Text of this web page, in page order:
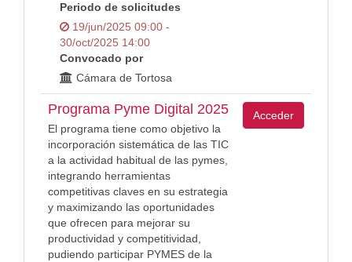
Periodo de solicitudes
19/jun/2025 09:00 -
30/oct/2025 14:00
Convocado por
Cámara de Tortosa
Programa Pyme Digital 2025
El programa tiene como objetivo la
incorporación sistemática de las TIC
a la actividad habitual de las pymes,
integrando herramientas
competitivas claves en su estrategia
y maximizando las oportunidades
que ofrecen para mejorar su
productividad y competitividad,
pudiendo participar PYMES de la
Acceder